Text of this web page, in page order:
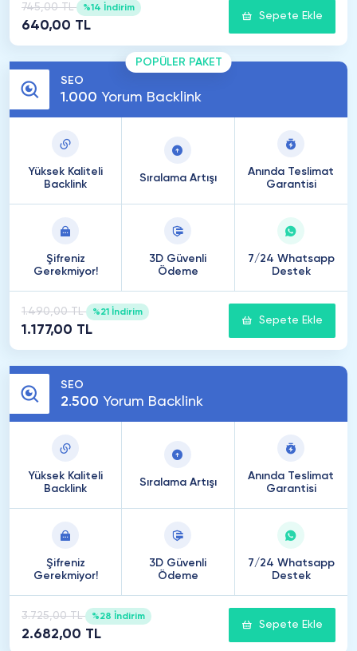
745,00 TL %14 İndirim
640,00 TL
Sepete Ekle
POPÜLER PAKET
SEO
1 .000 Yorum Backlink
Yüksek Kaliteli
Backlink
Sıralama Artışı
Anında Teslimat
Garantisi
Şifreniz
Gerekmiyor!
3D Güvenli
Ödeme
7/24 Whatsapp
Destek
1.490,00 TL %21 İndirim
1.177,00 TL
Sepete Ekle
SEO
2.500 Yorum Backlink
Yüksek Kaliteli
Backlink
Sıralama Artışı
Anında Teslimat
Garantisi
Şifreniz
Gerekmiyor!
3D Güvenli
Ödeme
7/24 Whatsapp
Destek
3.725,00 TL %28 İndirim
2.682,00 TL
Sepete Ekle